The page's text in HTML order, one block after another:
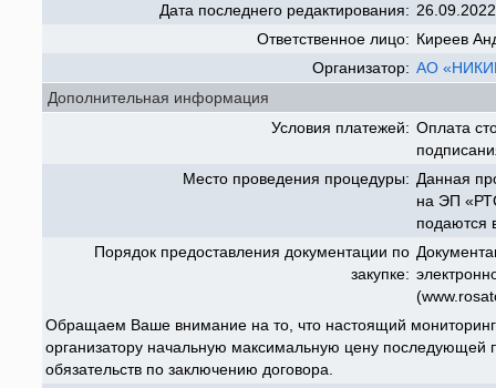
Дата последнего редактирования:
Ответственное лицо: Киреев
Организатор: АО
Дополнительная информация
Условия платежей: Оплата
Место проведения процедуры: Данная
на ЭП
подаются
Порядок предоставления документации по
закупке:
Обращаем Ваше внимание на то, что настоящий
организатору начальную максимальную цену последующей
обязательств по заключению договора.